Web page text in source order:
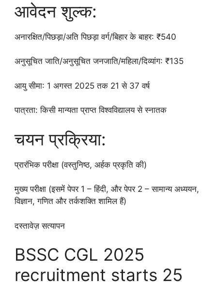
आवेदन शुल्क:
अनारक्षित/पिछड़ा/अति पिछड़ा वर्ग/बिहार के बाहर: ₹540
अनुसूचित जाति/अनुसूचित जनजाति/महिला/दिव्यांग: ₹135
आयु सीमा: 1 अगस्त 2025 तक 21 से 37 वर्ष
पात्रता: किसी मान्यता प्राप्त विश्वविद्यालय से स्नातक
चयन प्रक्रिया:
प्रारंभिक परीक्षा (वस्तुनिष्ठ, अर्हक प्रकृति की)
मुख्य परीक्षा (इसमें पेपर 1 – हिंदी, और पेपर 2 – सामान्य अध्ययन,
विज्ञान, गणित और तर्कशक्ति शामिल हैं)
दस्तावेज़ सत्यापन
BSSC CGL 2025
recruitment starts 25